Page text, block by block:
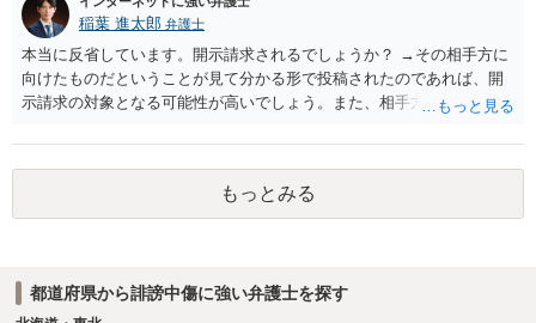
稲葉 進太郎 弁護士
本当に反省しています。開示請求されるでしょうか？ →その相手方に
向けたものだということが見て分かる形で投稿されたのであれば、開
示請求の対象となる可能性が高いでしょう。また、相手方の投稿した
と存じます。発信者情報開示請求が進むと、投稿に使った回線の契約
者のところに、意見照会がなされます。アカウント情報開示の場合
は、アカウントの登録メールに意見照会がなされます。 また、された
場合賠償金はいくらでしょうか。 →ケースバイケースであり、数万円
もっとみる
都道府県から誹謗中傷に強い弁護士を探す